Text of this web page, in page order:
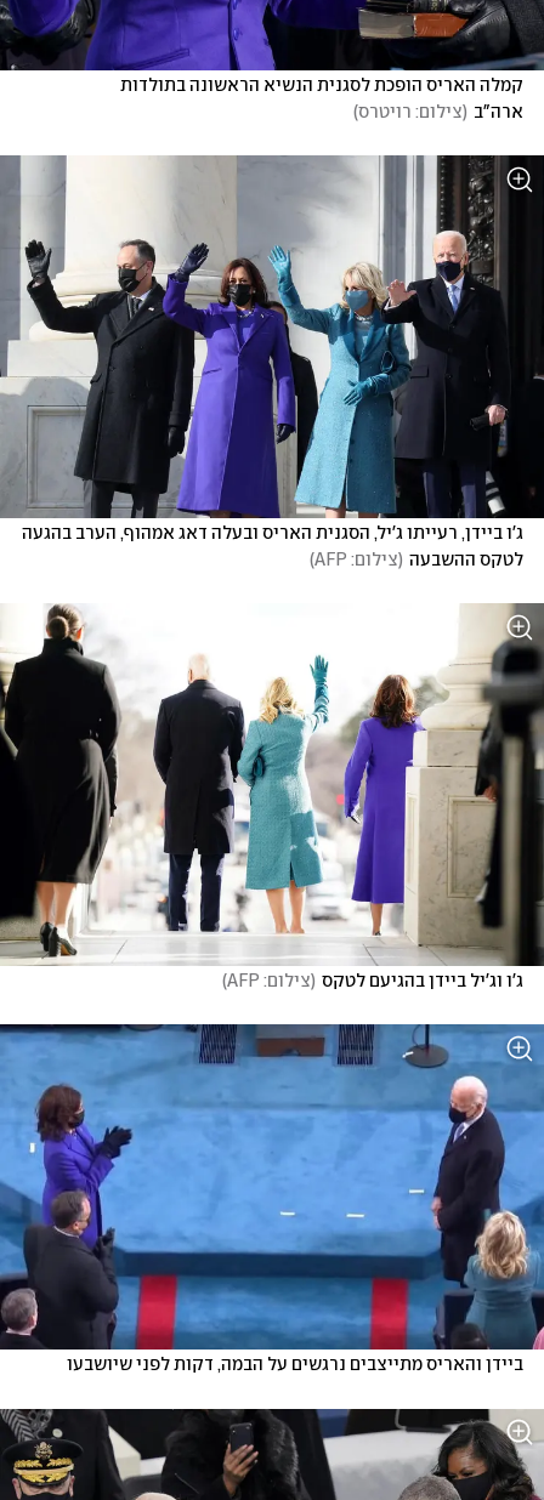
ארה"ב (צילום: רויטרס)
לטקס ההשבעה (צילום: AFP )
ג'ו וג'יל ביידן בהגיעם לטקס (צילום: AFP )
ביידן והאריס מתייצבים נרגשים על הבמה, דקות לפני שיושבעו